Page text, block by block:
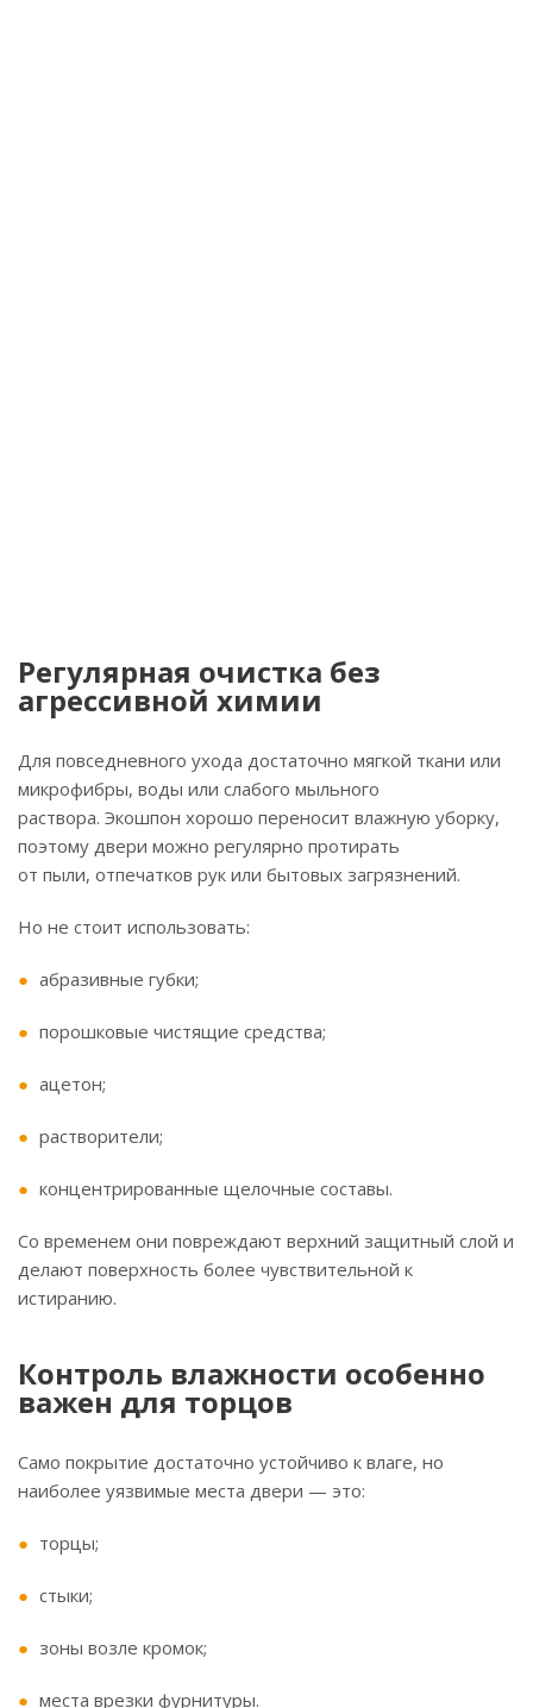
Регулярная очистка без
агрессивной химии
Для повседневного ухода достаточно мягкой ткани или
микрофибры, воды или слабого мыльного
раствора. Экошпон хорошо переносит влажную уборку,
поэтому двери можно регулярно протирать
от пыли, отпечатков рук или бытовых загрязнений.
Но не стоит использовать:
абразивные губки;
порошковые чистящие средства;
ацетон;
растворители;
концентрированные щелочные составы.
Со временем они повреждают верхний защитный слой и
делают поверхность более чувствительной к
истиранию.
Контроль влажности особенно
важен для торцов
Само покрытие достаточно устойчиво к влаге, но
наиболее уязвимые места двери — это:
торцы;
стыки;
зоны возле кромок;
места врезки фурнитуры.